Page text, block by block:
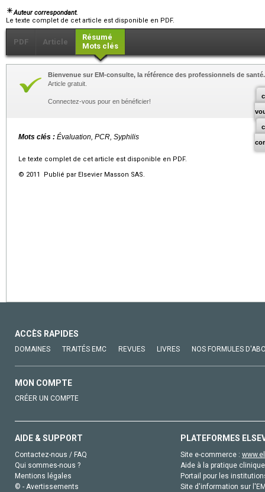
Auteur correspondant.
Le texte complet de cet article est disponible en PDF.
PDF Article
Résumé
Mots clés
Bienvenue sur EM-consulte, la référence des professionnels de santé.
Article gratuit.
Connectez-vous pour en bénéficier!
Mots clés : Évaluation, PCR, Syphilis
Le texte complet de cet article est disponible en PDF.
© 2011 Publié par Elsevier Masson SAS.
ACCÈS RAPIDES
DOMAINES TRAITÉS EMC REVUES LIVRES NOS FORMULES
MON COMPTE
CRÉER UN COMPTE
AIDE & SUPPORT
Contactez-nous / FAQ
Qui sommes-nous ?
Mentions légales
© - Avertissements
PLATEFORMES
Site e-commerce :
Aide à la pratique
Portail pour les
Site d'information sur